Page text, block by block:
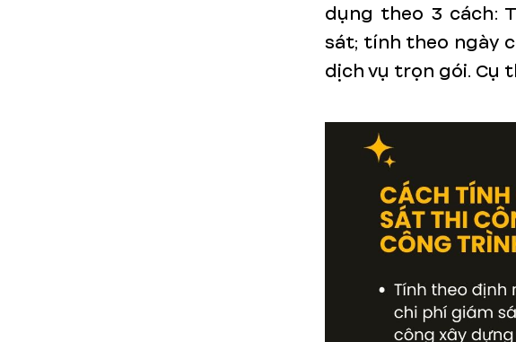
dụng theo 3 cách:
sát; tính theo ngày
dịch vụ trọn gói. Cụ